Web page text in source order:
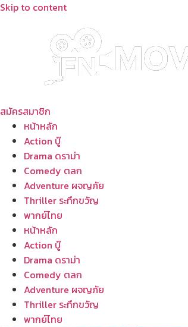
Skip to content
สมัครสมาชิก
หน้าหลัก
Action บู๊
Drama ดราม่า
Comedy ตลก
Adventure ผจญภัย
Thriller ระทึกขวัญ
พากย์ไทย
หน้าหลัก
Action บู๊
Drama ดราม่า
Comedy ตลก
Adventure ผจญภัย
Thriller ระทึกขวัญ
พากย์ไทย